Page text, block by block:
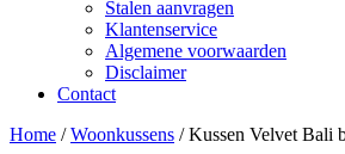
Stalen aanvragen
Klantenservice
Algemene voorwaarden
Disclaimer
Contact
Home /Woonkussens / Kussen Velvet Bali